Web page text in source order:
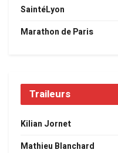
SaintéLyon
Marathon de Paris
Traileurs
Kilian Jornet
Mathieu Blanchard